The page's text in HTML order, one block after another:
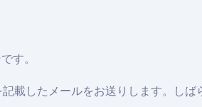
す。
載したメールをお送りします。し